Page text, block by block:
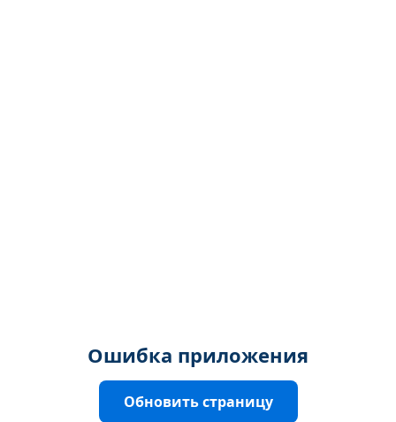
Ошибка приложения
Обновить страницу